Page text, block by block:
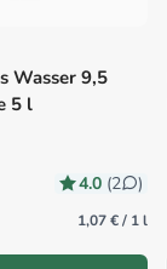
Wasser 9,5
5 l
4.0 (2 )
1,07 € / 1 l